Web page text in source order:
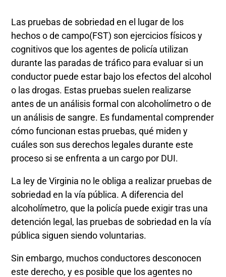
Las pruebas de sobriedad en el lugar de los
hechos o de campo(FST) son ejercicios físicos y
cognitivos que los agentes de policía utilizan
durante las paradas de tráfico para evaluar si un
conductor puede estar bajo los efectos del alcohol
o las drogas. Estas pruebas suelen realizarse
antes de un análisis formal con alcoholímetro o de
un análisis de sangre. Es fundamental comprender
cómo funcionan estas pruebas, qué miden y
cuáles son sus derechos legales durante este
proceso si se enfrenta a un cargo por DUI.
La ley de Virginia no le obliga a realizar pruebas de
sobriedad en la vía pública. A diferencia del
alcoholímetro, que la policía puede exigir tras una
detención legal, las pruebas de sobriedad en la vía
pública siguen siendo voluntarias.
Sin embargo, muchos conductores desconocen
este derecho, y es posible que los agentes no